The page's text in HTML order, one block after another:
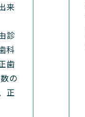
来
診
科
歯
の
正